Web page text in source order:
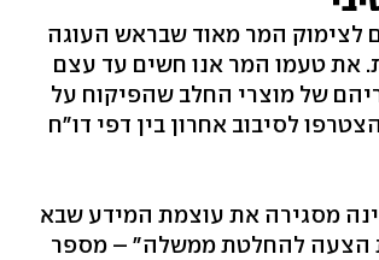
לצימוק המר מאוד שבראש העוגה
את טעמו המר אנו חשים עד עצם
של מוצרי החלב שהפיקוח על
לסיבוב אחרון בין דפי דו"ח
מסגירה את עוצמת המידע שבא
הצעה להחלטת ממשלה" – מספר